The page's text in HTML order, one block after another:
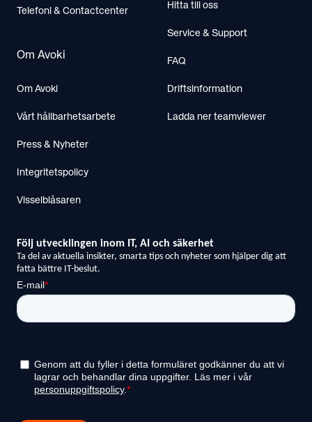
Telefoni & Contactcenter
Om Avoki
Om Avoki
Vårt hållbarhetsarbete
Press & Nyheter
Integritetspolicy
Visselblåsaren
Hitta till oss
Service & Support
FAQ
Driftsinformation
Ladda ner teamviewer